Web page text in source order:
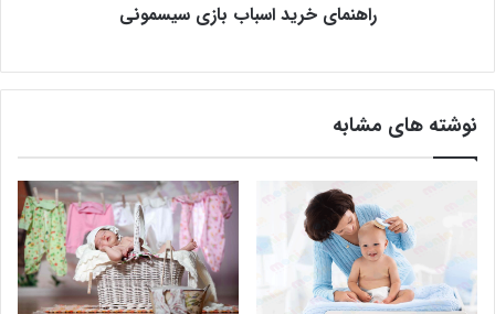
راهنمای خرید اسباب بازی سیسمونی
نوشته های مشابه